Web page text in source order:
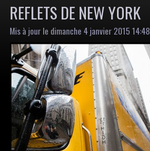
REFLETS DE NEW YORK
Mis à jour le dimanche 4 janvier 2015 14:48